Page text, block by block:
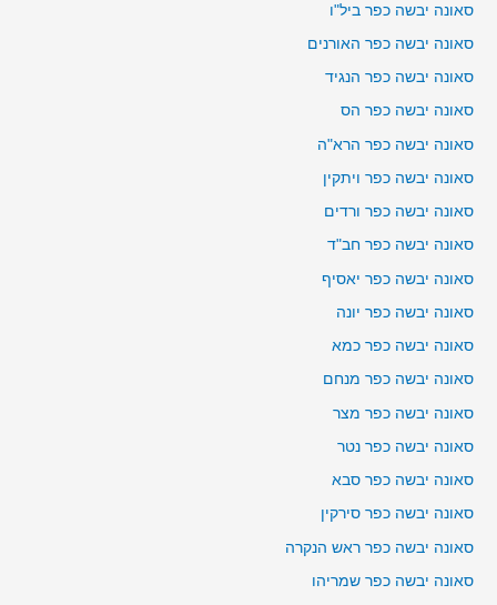
סאונה יבשה כפר ביל"ו
סאונה יבשה כפר האורנים
סאונה יבשה כפר הנגיד
סאונה יבשה כפר הס
סאונה יבשה כפר הרא"ה
סאונה יבשה כפר ויתקין
סאונה יבשה כפר ורדים
סאונה יבשה כפר חב"ד
סאונה יבשה כפר יאסיף
סאונה יבשה כפר יונה
סאונה יבשה כפר כמא
סאונה יבשה כפר מנחם
סאונה יבשה כפר מצר
סאונה יבשה כפר נטר
סאונה יבשה כפר סבא
סאונה יבשה כפר סירקין
סאונה יבשה כפר ראש הנקרה
סאונה יבשה כפר שמריהו